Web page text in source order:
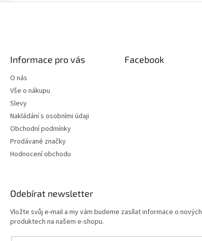
Informace pro vás
O nás
Vše o nákupu
Slevy
Nakládání s osobními údaji
Obchodní podmínky
Prodávané značky
Hodnocení obchodu
Facebook
Odebírat newsletter
Vložte svůj e-mail a my vám budeme zasílat informace o nových
produktech na našem e-shopu.